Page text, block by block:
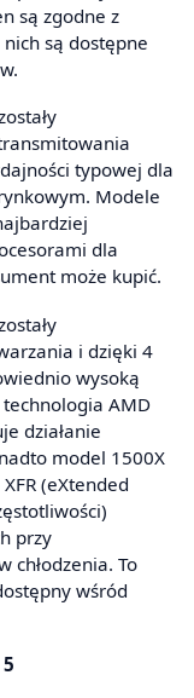
są zgodne z
są dostępne
typowej dla
Modele
dla
może kupić.
i dzięki 4
wysoką
AMD
działanie
model 1500X
(eXtended
przy
chłodzenia. To
wśród